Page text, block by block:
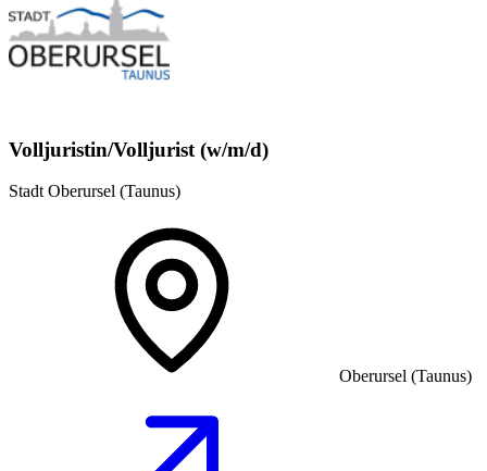
Volljuristin/Volljurist (w/m/d)
Stadt Oberursel (Taunus)
Oberursel (Taunus)